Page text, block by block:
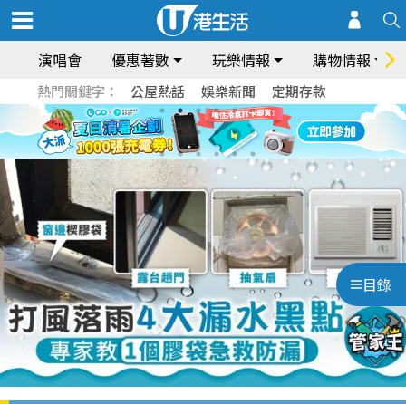
演唱會 優惠著數 玩樂情報 購物情報
熱門關鍵字： 公屋熱話 娛樂新聞 定期存款
目錄